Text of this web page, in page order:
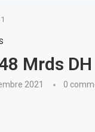
Mrds DH
2021 0